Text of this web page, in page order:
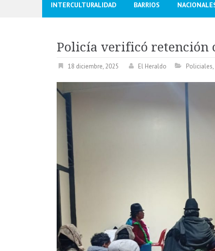
INTERCULTURALIDAD BARRIOS
Policía verificó retención
18 diciembre, 2025 El Heraldo Policiales,